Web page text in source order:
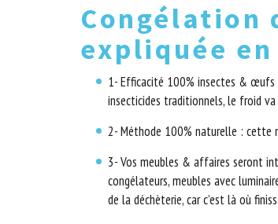
Congélation
expliquée
1- Efficacité 100% insectes &
insecticides traditionnels, le froid
2- Méthode 100% naturelle : cette
3- Vos meubles & affaires seront
congélateurs, meubles avec
de la déchèterie, car c’est là où